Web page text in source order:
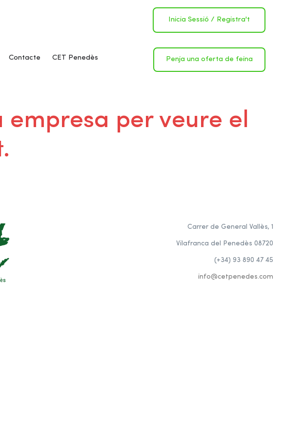
Contacte CET Penedès
Inicia Sessió / Registra't
Penja una oferta de feina
empresa per veure el
Carrer de General Vallès, 1
Vilafranca del Penedès 08720
(+34) 93 890 47 45
info@cetpenedes.com